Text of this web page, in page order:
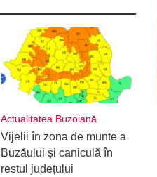
Actualitatea Buzoiană
Vijelii în zona de munte a
Buzăului și caniculă în
restul județului